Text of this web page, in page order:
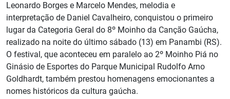
Leonardo Borges e Marcelo Mendes, melodia e
interpretação de Daniel Cavalheiro, conquistou o primeiro
lugar da Categoria Geral do 8º Moinho da Canção Gaúcha,
realizado na noite do último sábado (13) em Panambi (RS).
O festival, que aconteceu em paralelo ao 2º Moinho Piá no
Ginásio de Esportes do Parque Municipal Rudolfo Arno
Goldhardt, também prestou homenagens emocionantes a
nomes históricos da cultura gaúcha.